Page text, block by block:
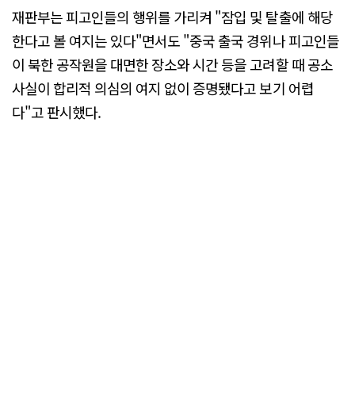
재판부는 피고인들의 행위를 가리켜 "잠입 및 탈출에 해당
한다고 볼 여지는 있다"면서도 "중국 출국 경위나 피고인들
이 북한 공작원을 대면한 장소와 시간 등을 고려할 때 공소
사실이 합리적 의심의 여지 없이 증명됐다고 보기 어렵
다"고 판시했다.